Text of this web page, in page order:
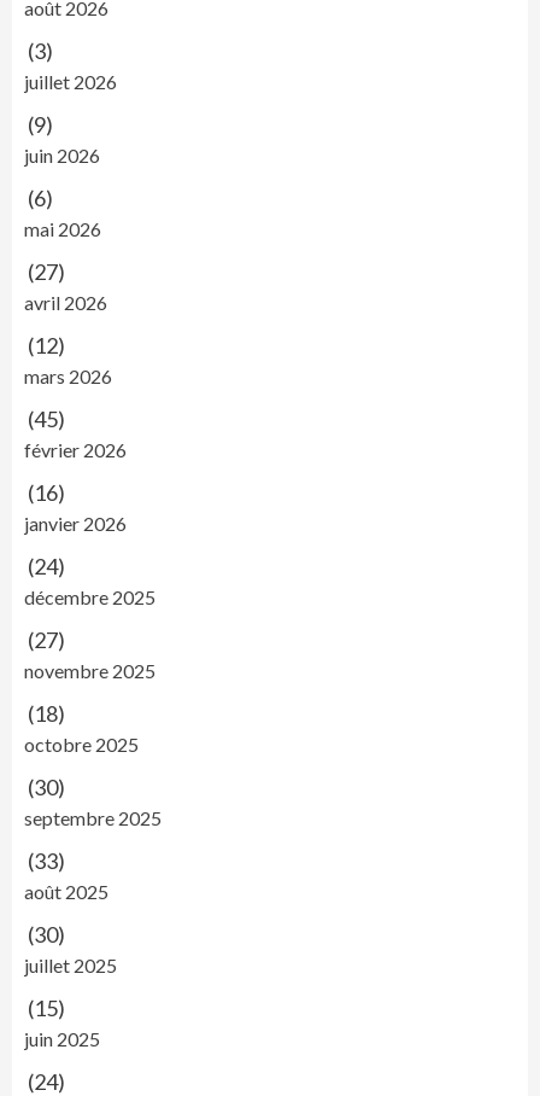
août 2026
(3)
juillet 2026
(9)
juin 2026
(6)
mai 2026
(27)
avril 2026
(12)
mars 2026
(45)
février 2026
(16)
janvier 2026
(24)
décembre 2025
(27)
novembre 2025
(18)
octobre 2025
(30)
septembre 2025
(33)
août 2025
(30)
juillet 2025
(15)
juin 2025
(24)